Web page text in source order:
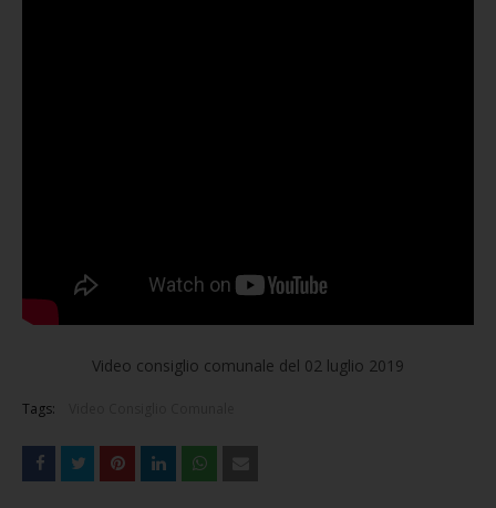
Video consiglio comunale del 02 luglio 2019
Tags: